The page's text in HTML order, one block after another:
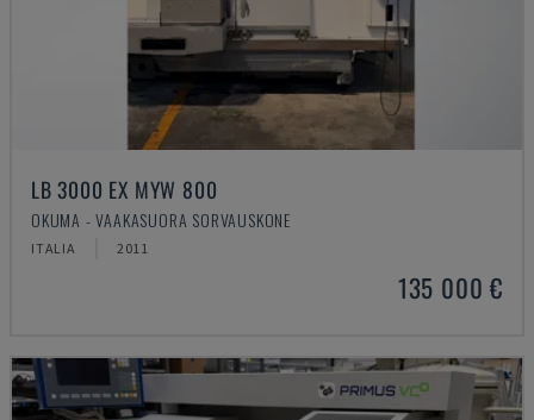
LB 3000 EX MYW 800
OKUMA - VAAKASUORA SORVAUSKONE
ITALIA 2011
135 000 €